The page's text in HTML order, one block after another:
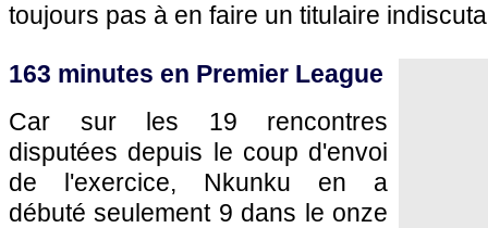
toujours pas à en faire un titulaire
163 minutes en Premier League
Car sur les 19 rencontres
disputées depuis le coup d'envoi
de l'exercice, Nkunku en a
débuté seulement 9 dans le onze